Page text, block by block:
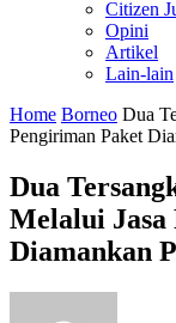
Citizen
Opini
Artikel
Lain-lain
Home Borneo Dua
Pengiriman Paket
Dua
Melalui Jasa
Diamankan